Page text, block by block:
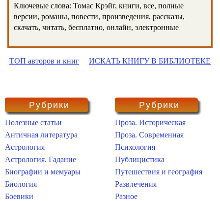
Ключевые слова: Томас Крэйг, книги, все, полные
версии, романы, повести, произведения, рассказы,
скачать, читать, бесплатно, онлайн, электронные
ТОП авторов и книг ИСКАТЬ КНИГУ В БИБЛИОТЕКЕ
Рубрики
Полезные статьи
Античная литература
Астрология
Астрология. Гадание
Биографии и мемуары
Биология
Боевики
Рубрики
Проза. Историческая
Проза. Современная
Психология
Публицистика
Путешествия и география
Развлечения
Разное